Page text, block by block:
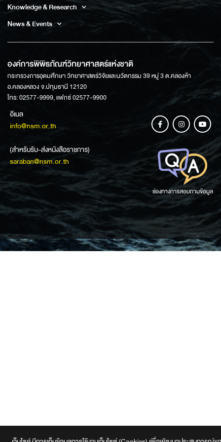
Knowledge & Research
News & Events
องค์การพิพิธภัณฑ์วิทยาศาสตร์แห่งชาติ
กระทรวงการอุดมศึกษา วิทยาศาสตร์วิจัยและนวัตกรรม 39 หมู่ 3 ต.คลองห้า
อ.คลองหลวง จ.ปทุมธานี 12120
โทร: 02577-9999, แฟกซ์ 02577-9900
อีเมล
info@nsm.or.th
(สำหรับรับ-ส่งหนังสือราชการ)
saraban@nsm.or.th
ช่องทางการสอบถามข้อมูล